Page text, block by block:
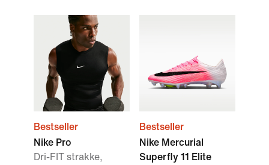
Bestseller
Nike Pro
Dri-FIT strakke,
Bestseller
Nike Mercurial
Superfly 11 Elite